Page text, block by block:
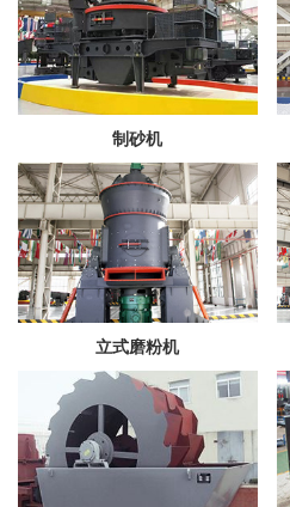
制砂机
立式磨粉机